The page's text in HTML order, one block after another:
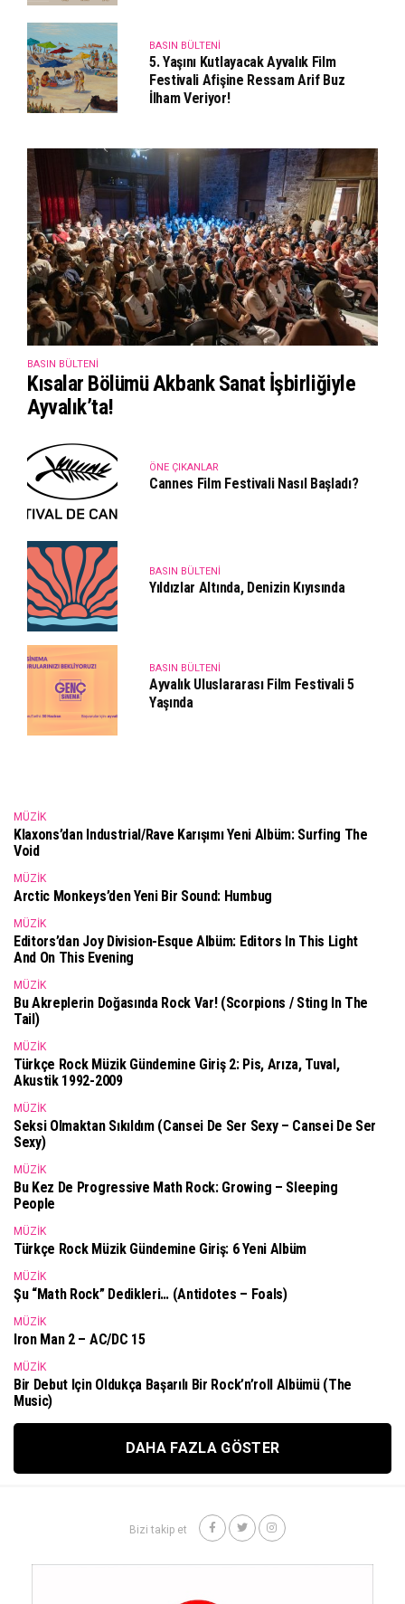
BASIN BÜLTENI
5. Yaşını Kutlayacak Ayvalık Film
Festivali Afişine Ressam Arif Buz
İlham Veriyor!
BASIN BÜLTENI
Kısalar Bölümü Akbank Sanat İşbirliğiyle
Ayvalık’ta!
ÖNE ÇIKANLAR
Cannes Film Festivali Nasıl Başladı?
BASIN BÜLTENI
Yıldızlar Altında, Denizin Kıyısında
BASIN BÜLTENI
Ayvalık Uluslararası Film Festivali 5
Yaşında
MÜZIK
Klaxons’dan Industrial/rave Karışımı Yeni Albüm: Surfing The
Void
MÜZIK
Arctic Monkeys’den Yeni Bir Sound: Humbug
MÜZIK
Editors’dan Joy Division-Esque Albüm: Editors In This Light
And On This Evening
MÜZIK
Bu Akreplerin Doğasında Rock Var! (Scorpions / Sting In The
Tail)
MÜZIK
Türkçe Rock Müzik Gündemine Giriş 2: Pis, Arıza, Tuval,
Akustik 1992-2009
MÜZIK
Seksi Olmaktan Sıkıldım (Cansei De Ser Sexy – Cansei De Ser
Sexy)
MÜZIK
Bu Kez De Progressive Math Rock: Growing – Sleeping
People
MÜZIK
Türkçe Rock Müzik Gündemine Giriş: 6 Yeni Albüm
MÜZIK
Şu “math Rock” Dedikleri… (Antidotes – Foals)
MÜZIK
Iron Man 2 – AC/DC 15
MÜZIK
Bir Debut Için Oldukça Başarılı Bir Rock’n’roll Albümü (The
Music)
DAHA FAZLA GÖSTER
Bizi takip et